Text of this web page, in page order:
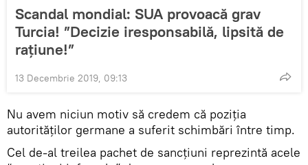
Scandal mondial: SUA provoacă grav
Turcia! ”Decizie iresponsabilă, lipsită de
rațiune!”
13 Decembrie 2019, 09:13
Nu avem niciun motiv să credem că poziția
autorităților germane a suferit schimbări între timp.
Cel de-al treilea pachet de sancțiuni reprezintă acele